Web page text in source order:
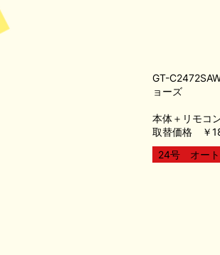
GT-
ョーズ
本体＋リモコ
取替価格 ￥
24号 オー